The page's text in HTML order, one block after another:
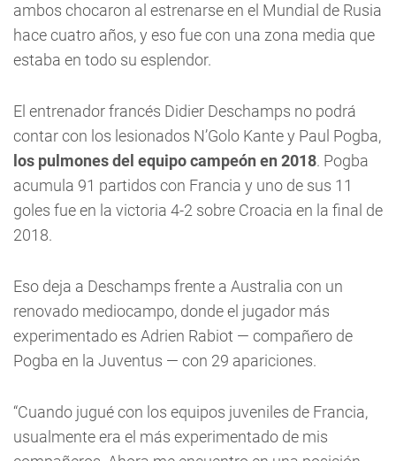
ambos chocaron al estrenarse en el Mundial de Rusia
hace cuatro años, y eso fue con una zona media que
estaba en todo su esplendor.
El entrenador francés Didier Deschamps no podrá
contar con los lesionados N’Golo Kante y Paul Pogba,
los pulmones del equipo campeón en 2018. Pogba
acumula 91 partidos con Francia y uno de sus 11
goles fue en la victoria 4-2 sobre Croacia en la final de
2018.
Eso deja a Deschamps frente a Australia con un
renovado mediocampo, donde el jugador más
experimentado es Adrien Rabiot — compañero de
Pogba en la Juventus — con 29 apariciones.
“Cuando jugué con los equipos juveniles de Francia,
usualmente era el más experimentado de mis